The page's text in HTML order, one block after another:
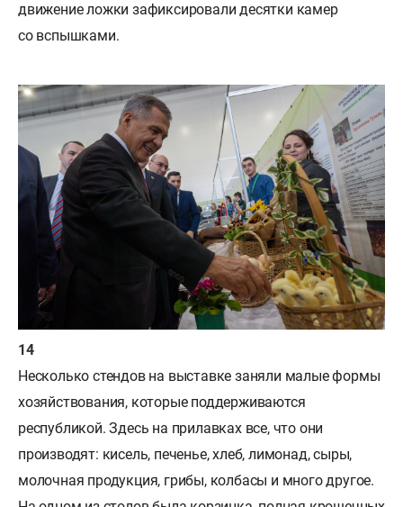
движение ложки зафиксировали десятки камер
со вспышками.
Несколько стендов на выставке заняли малые формы
хозяйствования, которые поддерживаются
республикой. Здесь на прилавках все, что они
производят: кисель, печенье, хлеб, лимонад, сыры,
молочная продукция, грибы, колбасы и много другое.